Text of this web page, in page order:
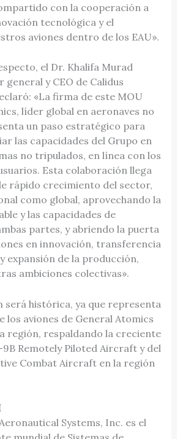
con la cooperación a
tecnológica y el
aviones dentro de los EAU».
el Dr. Khalifa Murad
y CEO de Calidus
«La firma de este MOU
líder global en aeronaves no
un paso estratégico para
las capacidades del Grupo en
no tripulados, en línea con los
Esta colaboración llega
rápido crecimiento del sector,
como global, aprovechando la
y las capacidades de
partes, y abriendo la puerta
en innovación, transferencia
expansión de la producción,
ambiciones colectivas».
será histórica, ya que representa
los aviones de General Atomics
región, respaldando la creciente
Remotely Piloted Aircraft y del
Combat Aircraft en la región
Systems, Inc. es el